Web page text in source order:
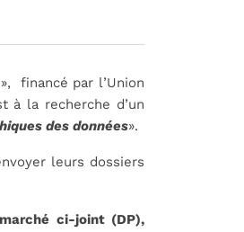
financé par l’Union
à la recherche d’un
des données».
leurs dossiers
ci-joint (DP),